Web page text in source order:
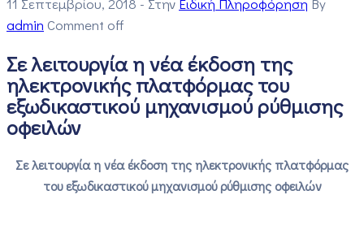
admin Comment off
Σε λειτουργία η νέα έκδοση της
ηλεκτρονικής πλατφόρμας του
εξωδικαστικού μηχανισμού ρύθμισης
οφειλών
Σε λειτουργία η νέα έκδοση της ηλεκτρονικής πλατφόρμας
του εξωδικαστικού μηχανισμού ρύθμισης οφειλών